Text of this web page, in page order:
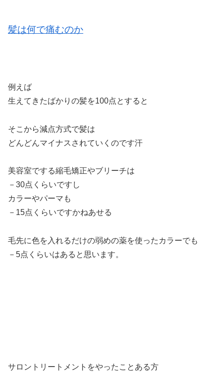
髪は何で痛むのか
例えば
生えてきたばかりの髪を100点とすると
そこから減点方式で髪は
どんどんマイナスされていくのです汗
美容室でする縮毛矯正やブリーチは
－30点くらいですし
カラーやパーマも
－15点くらいですかねあせる
毛先に色を入れるだけの弱めの薬を使ったカラーでも
－5点くらいはあると思います。
サロントリートメントをやったことある方